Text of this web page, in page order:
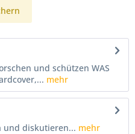
und schützen WAS
mehr
und diskutieren... mehr